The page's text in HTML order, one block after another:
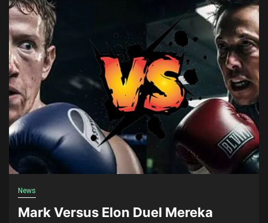
News
Mark Versus Elon Duel Mereka